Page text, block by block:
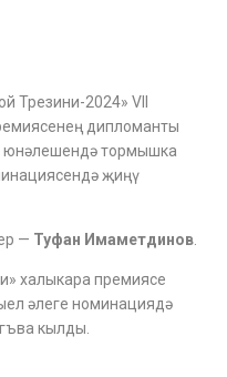
Трезини-2024» VII
дипломанты
юнәлешендә тормышка
җиңү
— Туфан Имаметдинов
халыкара премиясе
әлеге номинациядә
кылды.